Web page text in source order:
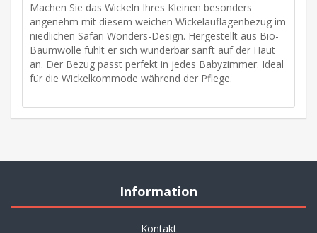
Machen Sie das Wickeln Ihres Kleinen besonders
angenehm mit diesem weichen Wickelauflagenbezug im
niedlichen Safari Wonders-Design. Hergestellt aus Bio-
Baumwolle fühlt er sich wunderbar sanft auf der Haut
an. Der Bezug passt perfekt in jedes Babyzimmer. Ideal
für die Wickelkommode während der Pflege.
Information
Kontakt